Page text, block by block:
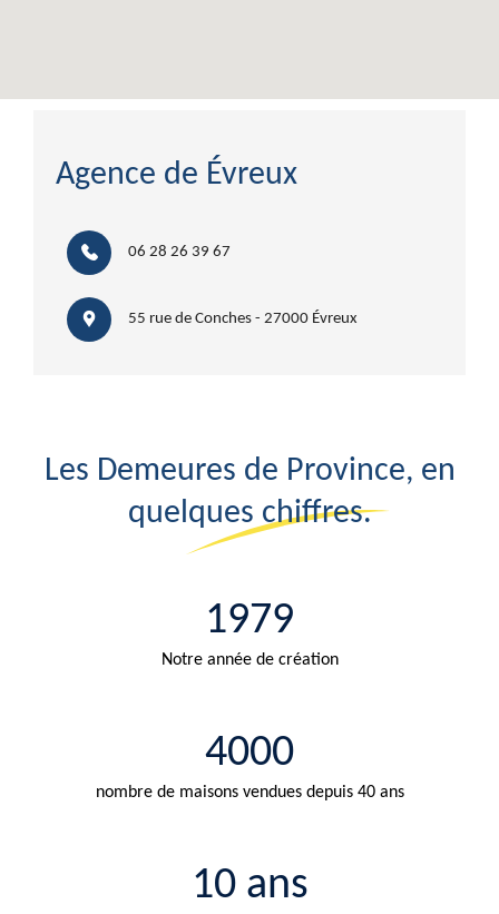
Agence de Évreux
06 28 26 39 67
55 rue de Conches - 27000 Évreux
Les Demeures de Province, en
quelques chiffres.
1979
Notre année de création
4000
nombre de maisons vendues depuis 40 ans
10 ans